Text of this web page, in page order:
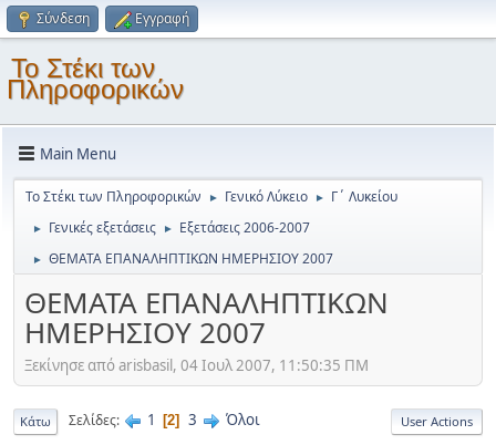
Σύνδεση Εγγραφή
Το Στέκι των
Πληροφορικών
Main Menu
Το Στέκι των Πληροφορικών ► Γενικό Λύκειο ► Γ΄ Λυκείου
► Γενικές εξετάσεις ► Εξετάσεις 2006-2007
► ΘΕΜΑΤΑ ΕΠΑΝΑΛΗΠΤΙΚΩΝ ΗΜΕΡΗΣΙΟΥ 2007
ΘΕΜΑΤΑ ΕΠΑΝΑΛΗΠΤΙΚΩΝ
ΗΜΕΡΗΣΙΟΥ 2007
Ξεκίνησε από arisbasil, 04 Ιουλ 2007, 11:50:35 ΠΜ
Κάτω Σελίδες 1 2 3 Όλοι User Actions